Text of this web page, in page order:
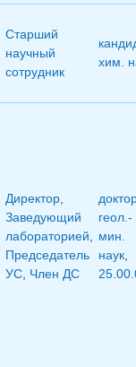
Старший
научный
сотрудник
хим.
Директор
Заведующий
лабораторией
Председатель
УС Член ДС
геол.-
мин.
наук